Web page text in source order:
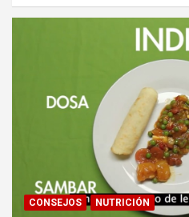
CONSEJOS NUTRICIÓN